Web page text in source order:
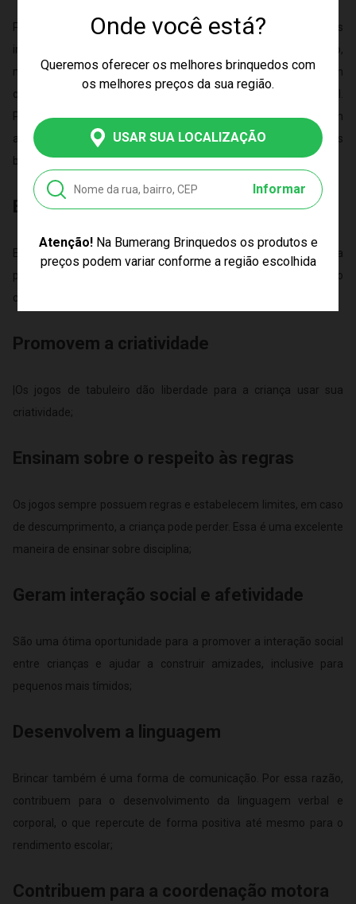
Onde você está?
Queremos oferecer os melhores brinquedos com
os melhores preços da sua região.
USAR SUA LOCALIZAÇÃO
Informar
Atenção!Na Bumerang Brinquedos os produtos e
preços podem variar conforme a região escolhida
Para os pequenos, os jogos de tabuleiro infantil são ferramentas
importantes que contribuem para o desenvolvimento cognitivo,
motor e social. Isso porque, algumas brincadeiras misturam
conceitos de matemática, lógica e ainda geram interação social.
Portanto, essa é uma atividade e tanto para propor em casa com
as crianças nos momentos de lazer. Conheça só alguns dos
benefícios que os jogos infantis proporcionam:
Estimulam a memória e a concentração
Esses exercícios para o cérebro são ótimos exercícios para
prevenir envelhecimento e doenças provenientes do declínio
cerebral;
Promovem a criatividade
|Os jogos de tabuleiro dão liberdade para a criança usar sua
criatividade;
Ensinam sobre o respeito às regras
Os jogos sempre possuem regras e estabelecem limites, em caso
de descumprimento, a criança pode perder. Essa é uma excelente
maneira de ensinar sobre disciplina;
Geram interação social e afetividade
São uma ótima oportunidade para a promover a interação social
entre crianças e ajudar a construir amizades, inclusive para
pequenos mais tímidos;
Desenvolvem a linguagem
Brincar também é uma forma de comunicação. Por essa razão,
contribuem para o desenvolvimento da linguagem verbal e
corporal, o que repercute de forma positiva até mesmo para o
rendimento escolar;
Contribuem para a coordenação motora